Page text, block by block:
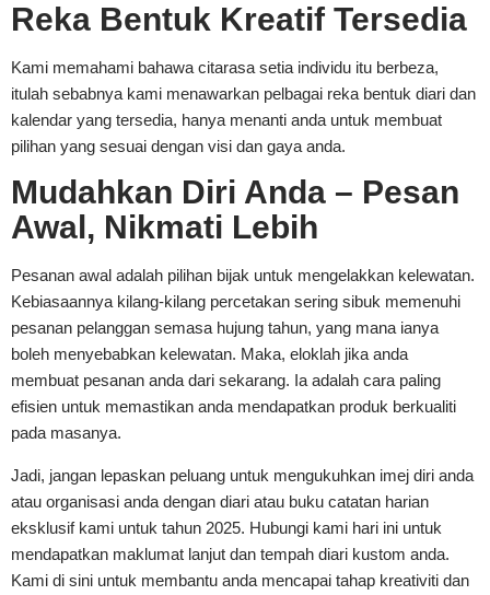
Reka Bentuk Kreatif Tersedia
Kami memahami bahawa citarasa setia individu itu berbeza,
itulah sebabnya kami menawarkan pelbagai reka bentuk diari dan
kalendar yang tersedia, hanya menanti anda untuk membuat
pilihan yang sesuai dengan visi dan gaya anda.
Mudahkan Diri Anda – Pesan
Awal, Nikmati Lebih
Pesanan awal adalah pilihan bijak untuk mengelakkan kelewatan.
Kebiasaannya kilang-kilang percetakan sering sibuk memenuhi
pesanan pelanggan semasa hujung tahun, yang mana ianya
boleh menyebabkan kelewatan. Maka, eloklah jika anda
membuat pesanan anda dari sekarang. Ia adalah cara paling
efisien untuk memastikan anda mendapatkan produk berkualiti
pada masanya.
Jadi, jangan lepaskan peluang untuk mengukuhkan imej diri anda
atau organisasi anda dengan diari atau buku catatan harian
eksklusif kami untuk tahun 2025. Hubungi kami hari ini untuk
mendapatkan maklumat lanjut dan tempah diari kustom anda.
Kami di sini untuk membantu anda mencapai tahap kreativiti dan